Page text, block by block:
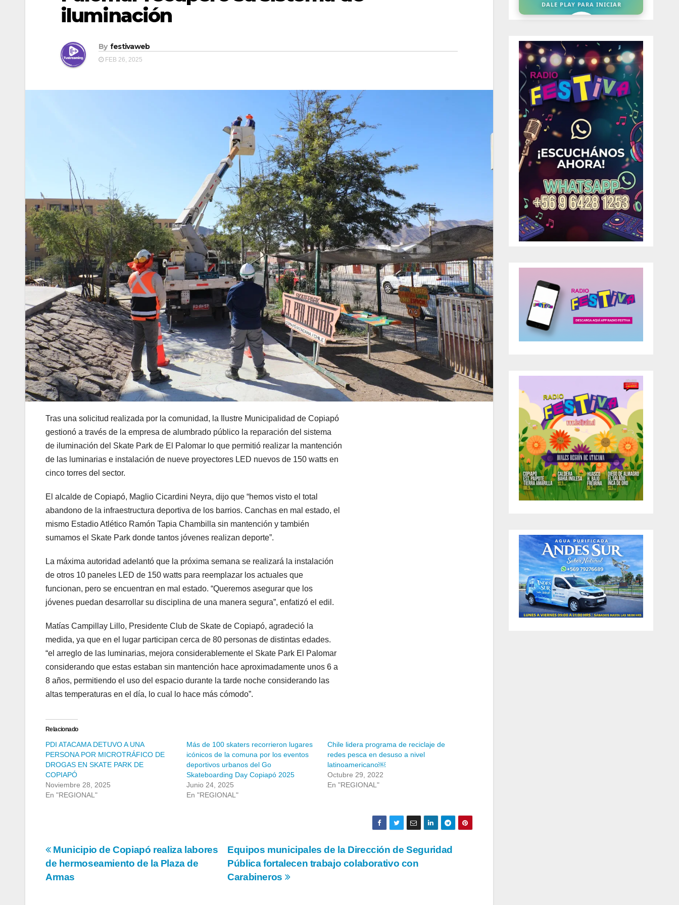
iluminación
By festivaweb
FEB 26, 2025
Tras una solicitud realizada por la comunidad, la Ilustre Municipalidad de Copiapó
gestionó a través de la empresa de alumbrado público la reparación del sistema
de iluminación del Skate Park de El Palomar lo que permitió realizar la mantención
de las luminarias e instalación de nueve proyectores LED nuevos de 150 watts en
cinco torres del sector.
El alcalde de Copiapó, Maglio Cicardini Neyra, dijo que “hemos visto el total
abandono de la infraestructura deportiva de los barrios. Canchas en mal estado, el
mismo Estadio Atlético Ramón Tapia Chambilla sin mantención y también
sumamos el Skate Park donde tantos jóvenes realizan deporte”.
La máxima autoridad adelantó que la próxima semana se realizará la instalación
de otros 10 paneles LED de 150 watts para reemplazar los actuales que
funcionan, pero se encuentran en mal estado. “Queremos asegurar que los
jóvenes puedan desarrollar su disciplina de una manera segura”, enfatizó el edil.
Matías Campillay Lillo, Presidente Club de Skate de Copiapó, agradeció la
medida, ya que en el lugar participan cerca de 80 personas de distintas edades.
“el arreglo de las luminarias, mejora considerablemente el Skate Park El Palomar
considerando que estas estaban sin mantención hace aproximadamente unos 6 a
8 años, permitiendo el uso del espacio durante la tarde noche considerando las
altas temperaturas en el día, lo cual lo hace más cómodo”.
Relacionado
PDI ATACAMA DETUVO A UNA
PERSONA POR MICROTRÁFICO DE
DROGAS EN SKATE PARK DE
COPIAPÓ
Noviembre 28, 2025
En "REGIONAL"
Más de 100 skaters recorrieron lugares
icónicos de la comuna por los eventos
deportivos urbanos del Go
Skateboarding Day Copiapó 2025
Junio 24, 2025
En "REGIONAL"
Chile lidera programa de reciclaje de
redes pesca en desuso a nivel
latinoamericano￼
Octubre 29, 2022
En "REGIONAL"
Navegación
de
Equipos municipales de la Dirección de Seguridad
Pública fortalecen trabajo colaborativo con
Carabineros
Municipio de Copiapó realiza labores
de hermoseamiento de la Plaza de
Armas